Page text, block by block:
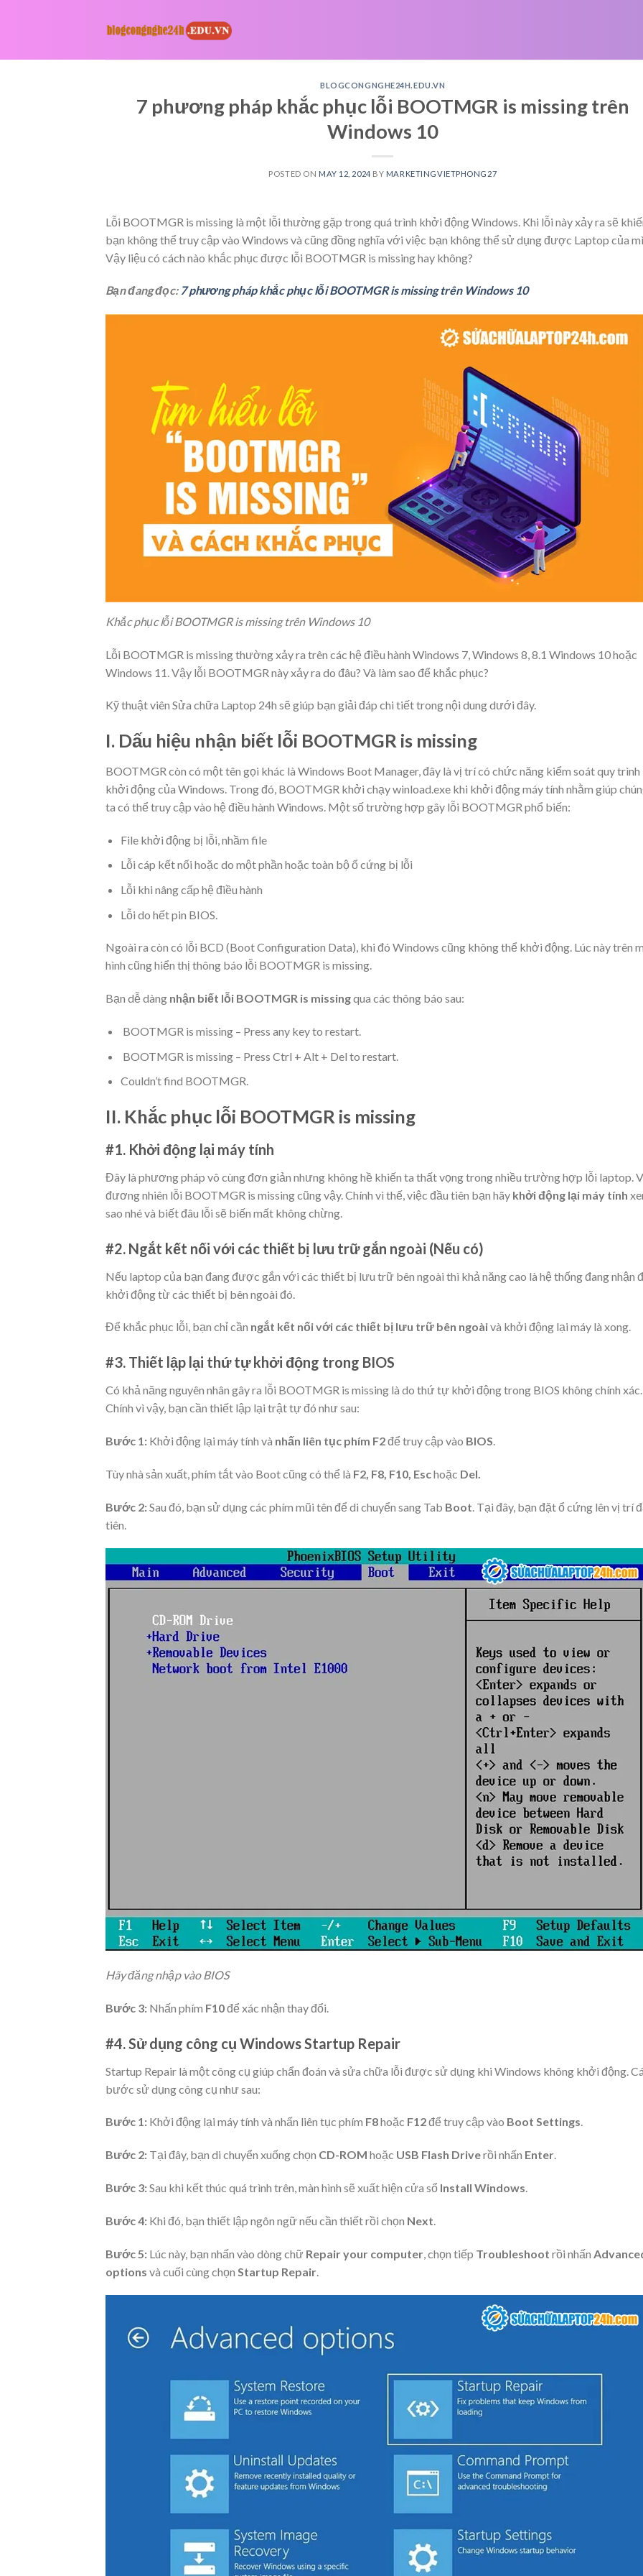
BLOGCONGNGHE24H.EDU.VN
7 phương pháp khắc phục lỗi BOOTMGR is missing trên
Windows 10
POSTED ON MAY 12, 2024 BY MARKETINGVIETPHONG27
Lỗi BOOTMGR is missing là một lỗi thường gặp trong quá trình khởi động Windows. Khi lỗi này xảy ra sẽ
bạn không thể truy cập vào Windows và cũng đồng nghĩa với việc bạn không thể sử dụng được Laptop của
Vậy liệu có cách nào khắc phục được lỗi BOOTMGR is missing hay không?
Bạn đang đọc: 7 phương pháp khắc phục lỗi BOOTMGR is missing trên Windows 10
Khắc phục lỗi BOOTMGR is missing trên Windows 10
Lỗi BOOTMGR is missing thường xảy ra trên các hệ điều hành Windows 7, Windows 8, 8.1 Windows 10 hoặc
Windows 11. Vậy lỗi BOOTMGR này xảy ra do đâu? Và làm sao để khắc phục?
Kỹ thuật viên Sửa chữa Laptop 24h sẽ giúp bạn giải đáp chi tiết trong nội dung dưới đây.
I. Dấu hiệu nhận biết lỗi BOOTMGR is missing
BOOTMGR còn có một tên gọi khác là Windows Boot Manager, đây là vị trí có chức năng kiểm soát quy trình
khởi động của Windows. Trong đó, BOOTMGR khởi chạy winload.exe khi khởi động máy tính nhằm giúp
ta có thể truy cập vào hệ điều hành Windows. Một số trường hợp gây lỗi BOOTMGR phổ biến:
File khởi động bị lỗi, nhầm file
Lỗi cáp kết nối hoặc do một phần hoặc toàn bộ ổ cứng bị lỗi
Lỗi khi nâng cấp hệ điều hành
Lỗi do hết pin BIOS.
Ngoài ra còn có lỗi BCD (Boot Configuration Data), khi đó Windows cũng không thể khởi động. Lúc này trên
hình cũng hiển thị thông báo lỗi BOOTMGR is missing.
Bạn dễ dàng nhận biết lỗi BOOTMGR is missingqua các thông báo sau:
BOOTMGR is missing – Press any key to restart.
BOOTMGR is missing – Press Ctrl + Alt + Del to restart.
Couldn’t find BOOTMGR.
II. Khắc phục lỗi BOOTMGR is missing
#1. Khởi động lại máy tính
Đây là phương pháp vô cùng đơn giản nhưng không hề khiến ta thất vọng trong nhiều trường hợp lỗi laptop.
đương nhiên lỗi BOOTMGR is missing cũng vậy. Chính vì thế, việc đầu tiên bạn hãy khởi động lại máy tính
sao nhé và biết đâu lỗi sẽ biến mất không chừng.
#2. Ngắt kết nối với các thiết bị lưu trữ gắn ngoài (Nếu có)
Nếu laptop của bạn đang được gắn với các thiết bị lưu trữ bên ngoài thì khả năng cao là hệ thống đang nhận
khởi động từ các thiết bị bên ngoài đó.
Để khắc phục lỗi, bạn chỉ cần ngắt kết nối với các thiết bị lưu trữ bên ngoàivà khởi động lại máy là xong.
#3. Thiết lập lại thứ tự khởi động trong BIOS
Có khả năng nguyên nhân gây ra lỗi BOOTMGR is missing là do thứ tự khởi động trong BIOS không chính xác.
Chính vì vậy, bạn cần thiết lập lại trật tự đó như sau:
Bước 1: Khởi động lại máy tính và nhấn liên tục phím F2để truy cập vào BIOS.
Tùy nhà sản xuất, phím tắt vào Bootcũng có thể là F2, F8, F10, Eschoặc Del.
Bước 2:Sau đó, bạn sử dụng các phím mũi tên để di chuyển sang Tab Boot . Tại đây, bạn đặt ổ cứng lên vị trí
tiên.
Hãy đăng nhập vào BIOS
Bước 3: Nhấn phím F10để xác nhận thay đổi.
#4. Sử dụng công cụ Windows Startup Repair
Startup Repair là một công cụ giúp chẩn đoán và sửa chữa lỗi được sử dụng khi Windows không khởi động.
bước sử dụng công cụ như sau:
Bước 1: Khởi động lại máy tính và nhấn liên tục phím F8hoặc F12để truy cập vào Boot Settings.
Bước 2: Tại đây, bạn di chuyển xuống chọn CD-ROM hoặc USB Flash Driverồi nhấn Enter.
Bước 3:Sau khi kết thúc quá trình trên, màn hình sẽ xuất hiện cửa sổ Install Windows.
Bước 4: Khi đó, bạn thiết lập ngôn ngữ nếu cần thiết rồi chọn Next.
Bước 5: Lúc này, bạn nhấn vào dòng chữ Repair your computer , chọn tiếp Troubleshoot rồi nhấn
options và cuối cùng chọn Startup Repair